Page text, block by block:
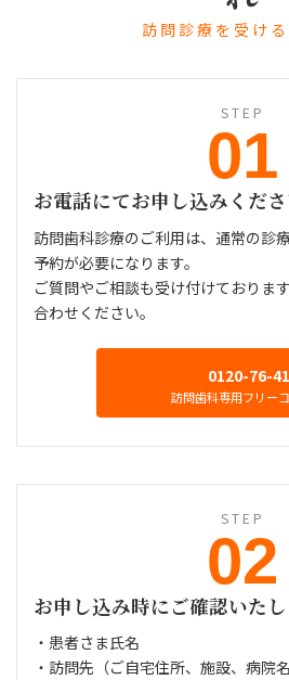
訪問診療を受け
STEP
01
お電話にてお申し込みくだ
訪問歯科診療のご利用は、通常の診
予約が必要になります。
ご質問やご相談も受け付けておりま
合わせください。
0120-76-
訪問歯科専用フリー
STEP
02
お申し込み時にご確認いた
・患者さま氏名
・訪問先（ご自宅住所、施設、病院名